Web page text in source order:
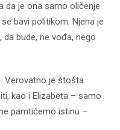
da je ona samo oličenje
bavi politikom. Njena je
bude, ne vođa, nego
Verovatno je štošta
kao i Elizabeta – samo
pamtićemo istinu –